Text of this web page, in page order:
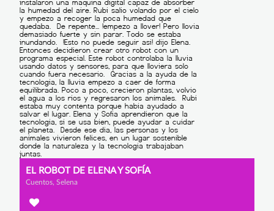
EL ROBOT DE ELENA Y SOFÍA
Cuentos, Selena